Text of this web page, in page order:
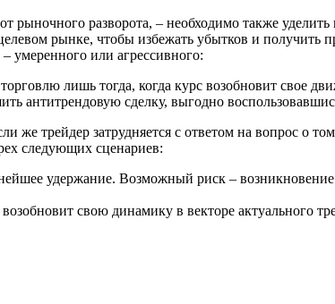
рыночного разворота, – необходимо также
рынке, чтобы избежать убытков и получить
умеренного или агрессивного:
лишь тогда, когда курс возобновит свое
антитрендовую сделку, выгодно
же трейдер затрудняется с ответом на вопрос о
следующих сценариев:
удержание. Возможный риск –
свою динамику в векторе актуального